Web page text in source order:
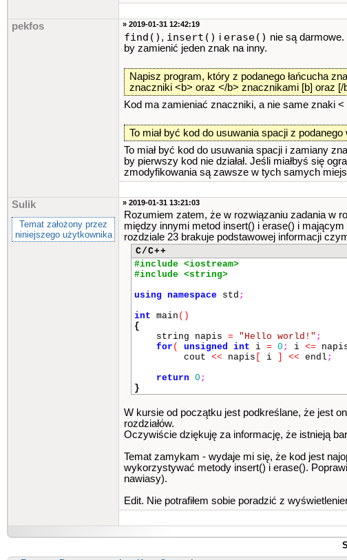
pekfos » 2019-01-31 12:42:19
find() , insert() i erase() nie są
by zamienić jeden znak na inny.
Napisz program, który z podanego łańcucha
znaczniki <b> oraz </b> znacznikami [b] oraz [/
Kod ma zamieniać znaczniki, a nie same znaki
To miał być kod do usuwania spacji z
To miał być kod do usuwania spacji i zamiany
by pierwszy kod nie działał. Jeśli miałbyś się
zmodyfikowania są zawsze w tych samych
Sulik
Temat założony przez
niniejszego użytkownika
» 2019-01-31 13:21:03
Rozumiem zatem, że w rozwiązaniu zadania w
między innymi metod insert() i erase() i
rozdziale 23 brakuje podstawowej informacji
C/C++
#include <iostream>
#include <string>
using namespace std ;
int main ()
{
string napis = "Hello world!" ;
for ( unsigned int i = 0 ; i <=
cout << napis i << endl ;
return 0 ;
}
W kursie od początku jest podkreślane, że jest
rozdziałów.
Oczywiście dziękuję za informację, że istnieją
Temat zamykam - wydaje mi się, że kod jest
wykorzystywać metody insert() i erase().
nawiasy).
Edit. Nie potrafiłem sobie poradzić z